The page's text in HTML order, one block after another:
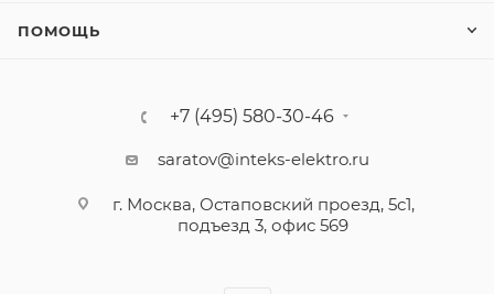
ПОМОЩЬ
+7 (495) 580-30-46
saratov@inteks-elektro.ru
г. Москва, Остаповский проезд, 5с1,
подъезд 3, офис 569